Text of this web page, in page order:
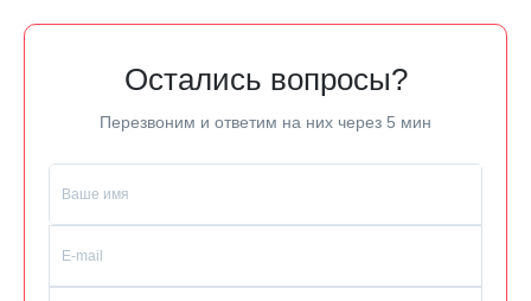
Остались вопросы?
Перезвоним и ответим на них через 5 мин